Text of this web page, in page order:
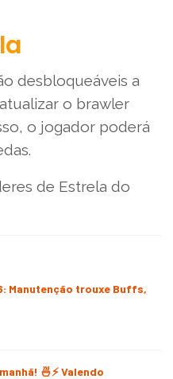
desbloqueáveis a
o brawler
o jogador poderá
de Estrela do
Manutenção trouxe Buffs,
🍜⚡ Valendo